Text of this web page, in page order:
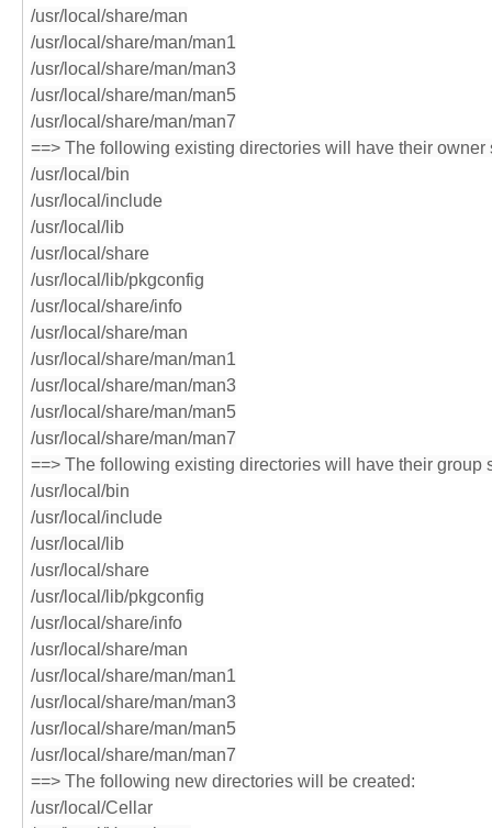
/usr/local/share/man
/usr/local/share/man/man1
/usr/local/share/man/man3
/usr/local/share/man/man5
/usr/local/share/man/man7
==> The following existing directories will have their owner
/usr/local/bin
/usr/local/include
/usr/local/lib
/usr/local/share
/usr/local/lib/pkgconfig
/usr/local/share/info
/usr/local/share/man
/usr/local/share/man/man1
/usr/local/share/man/man3
/usr/local/share/man/man5
/usr/local/share/man/man7
==> The following existing directories will have their group
/usr/local/bin
/usr/local/include
/usr/local/lib
/usr/local/share
/usr/local/lib/pkgconfig
/usr/local/share/info
/usr/local/share/man
/usr/local/share/man/man1
/usr/local/share/man/man3
/usr/local/share/man/man5
/usr/local/share/man/man7
==> The following new directories will be created:
/usr/local/Cellar